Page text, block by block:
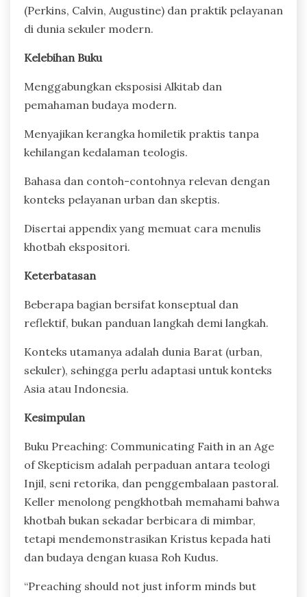
(Perkins, Calvin, Augustine) dan praktik pelayanan
di dunia sekuler modern.
Kelebihan Buku
Menggabungkan eksposisi Alkitab dan
pemahaman budaya modern.
Menyajikan kerangka homiletik praktis tanpa
kehilangan kedalaman teologis.
Bahasa dan contoh-contohnya relevan dengan
konteks pelayanan urban dan skeptis.
Disertai appendix yang memuat cara menulis
khotbah ekspositori.
Keterbatasan
Beberapa bagian bersifat konseptual dan
reflektif, bukan panduan langkah demi langkah.
Konteks utamanya adalah dunia Barat (urban,
sekuler), sehingga perlu adaptasi untuk konteks
Asia atau Indonesia.
Kesimpulan
Buku Preaching: Communicating Faith in an Age
of Skepticism adalah perpaduan antara teologi
Injil, seni retorika, dan penggembalaan pastoral.
Keller menolong pengkhotbah memahami bahwa
khotbah bukan sekadar berbicara di mimbar,
tetapi mendemonstrasikan Kristus kepada hati
dan budaya dengan kuasa Roh Kudus.
“Preaching should not just inform minds but